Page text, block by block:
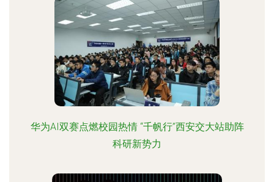
华为AI双赛点燃校园热情 “千帆行”西安交大站助阵
科研新势力